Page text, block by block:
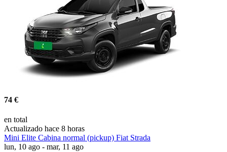
74 €
en total
Actualizado hace 8 horas
Mini Elite Cabina normal (pickup) Fiat Strada
lun, 10 ago - mar, 11 ago